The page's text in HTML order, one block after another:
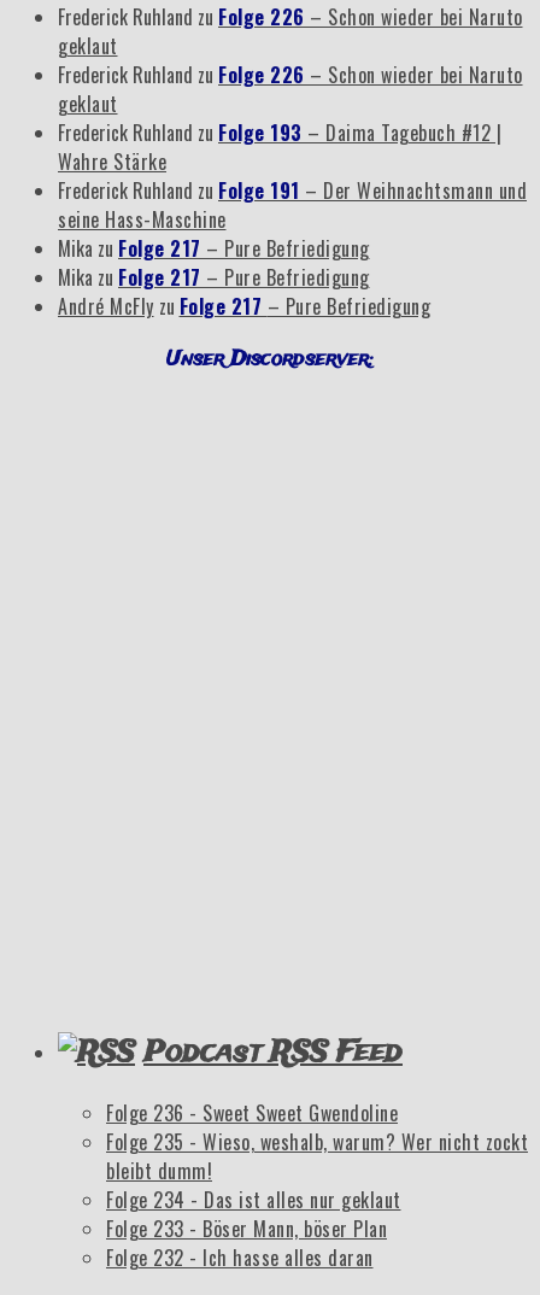
Frederick Ruhland zu Folge 226 – Schon wieder bei Naruto
geklaut
Frederick Ruhland zu Folge 226 – Schon wieder bei Naruto
geklaut
Frederick Ruhland zu Folge 193 – Daima Tagebuch #12 |
Wahre Stärke
Frederick Ruhland zu Folge 191 – Der Weihnachtsmann und
seine Hass-Maschine
Mika zu Folge 217 – Pure Befriedigung
Mika zu Folge 217 – Pure Befriedigung
André McFly zu Folge 217 – Pure Befriedigung
Unser Discordserver:
Podcast RSS Feed
Folge 236 - Sweet Sweet Gwendoline
Folge 235 - Wieso, weshalb, warum? Wer nicht zockt
bleibt dumm!
Folge 234 - Das ist alles nur geklaut
Folge 233 - Böser Mann, böser Plan
Folge 232 - Ich hasse alles daran